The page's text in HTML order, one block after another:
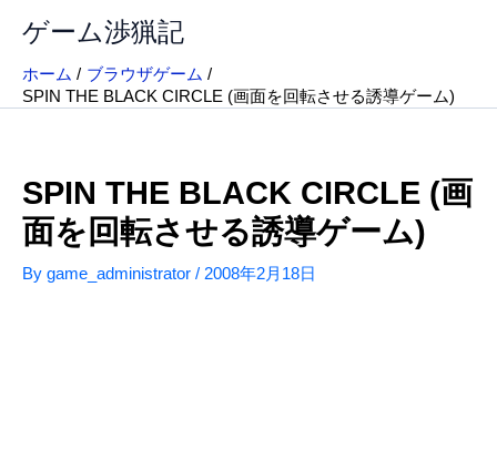
ゲーム渉猟記
ホーム
ブラウザゲーム
SPIN THE BLACK CIRCLE (画面を回転させる誘導ゲーム)
SPIN THE BLACK CIRCLE (画
面を回転させる誘導ゲーム)
By game_administrator / 2008年2月18日